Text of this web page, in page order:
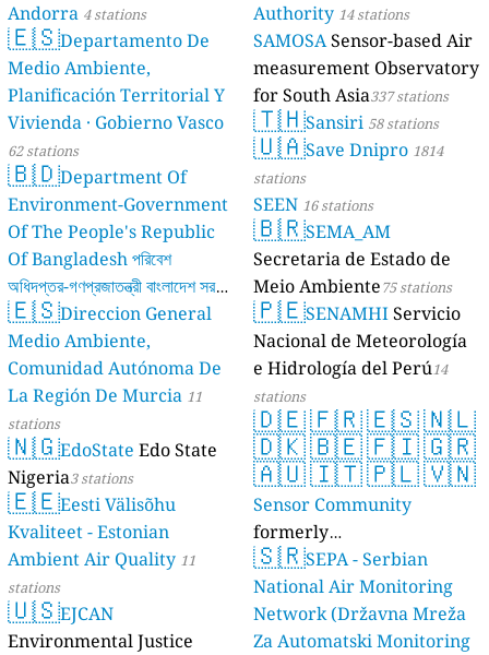
Andorra 4 stations
🇪🇸Departamento De
Medio Ambiente,
Planificación Territorial Y
Vivienda · Gobierno Vasco
62 stations
🇧🇩Department Of
Environment-Government
Of The People's Republic
Of Bangladesh পরিবেশ
অধিদপ্তর-গণপ্রজাতন্ত্রী বাংলাদেশ সরকার
17 stations
🇪🇸Direccion General
Medio Ambiente,
Comunidad Autónoma De
La Región De Murcia 11
stations
🇳🇬EdoState Edo State
Nigeria3 stations
🇪🇪Eesti Välisõhu
Kvaliteet - Estonian
Ambient Air Quality 11
stations
🇺🇸EJCAN
Environmental Justice
Authority 14 stations
SAMOSASensor-based Air
measurement Observatory
for South Asia337 stations
🇹🇭Sansiri 58 stations
🇺🇦Save Dnipro 1814
stations
SEEN 16 stations
🇧🇷SEMA_AM
Secretaria de Estado de
Meio Ambiente75 stations
🇵🇪SENAMHIServicio
Nacional de Meteorología
e Hidrología del Perú14
stations
🇩🇪🇫🇷🇪🇸🇳🇱
🇩🇰🇧🇪🇫🇮🇬🇷
🇦🇺🇮🇹🇵🇱🇻🇳
Sensor Community
formerly
luftdaten.info35808 stations
🇸🇷SEPA - Serbian
National Air Monitoring
Network (Državna Mreža
Za Automatski Monitoring